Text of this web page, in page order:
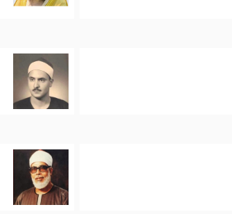
قصّروا في تطبيق هذه القاعدة على
وهو ركن في هويّة كل أمّة؛ كالجنس،